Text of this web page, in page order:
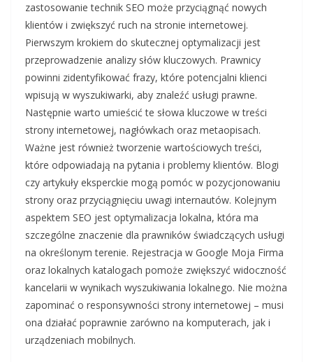
zastosowanie technik SEO może przyciągnąć nowych
klientów i zwiększyć ruch na stronie internetowej.
Pierwszym krokiem do skutecznej optymalizacji jest
przeprowadzenie analizy słów kluczowych. Prawnicy
powinni zidentyfikować frazy, które potencjalni klienci
wpisują w wyszukiwarki, aby znaleźć usługi prawne.
Następnie warto umieścić te słowa kluczowe w treści
strony internetowej, nagłówkach oraz metaopisach.
Ważne jest również tworzenie wartościowych treści,
które odpowiadają na pytania i problemy klientów. Blogi
czy artykuły eksperckie mogą pomóc w pozycjonowaniu
strony oraz przyciągnięciu uwagi internautów. Kolejnym
aspektem SEO jest optymalizacja lokalna, która ma
szczególne znaczenie dla prawników świadczących usługi
na określonym terenie. Rejestracja w Google Moja Firma
oraz lokalnych katalogach pomoże zwiększyć widoczność
kancelarii w wynikach wyszukiwania lokalnego. Nie można
zapominać o responsywności strony internetowej – musi
ona działać poprawnie zarówno na komputerach, jak i
urządzeniach mobilnych.